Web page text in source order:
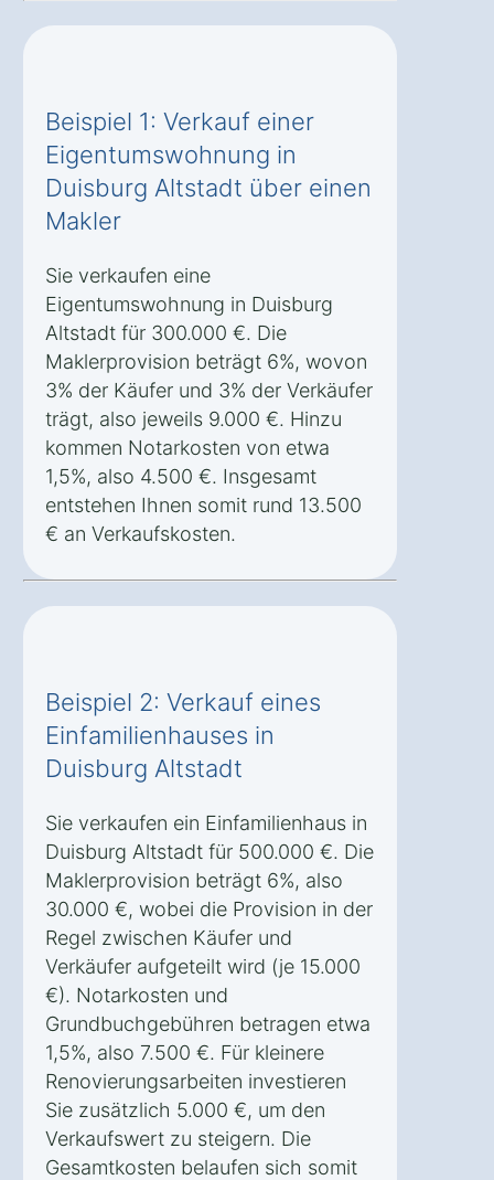
Beispiel 1: Verkauf einer
Eigentumswohnung in
Duisburg Altstadt über einen
Makler
Sie verkaufen eine
Eigentumswohnung in Duisburg
Altstadt für 300.000 €. Die
Maklerprovision beträgt 6%, wovon
3% der Käufer und 3% der Verkäufer
trägt, also jeweils 9.000 €. Hinzu
kommen Notarkosten von etwa
1,5%, also 4.500 €. Insgesamt
entstehen Ihnen somit rund 13.500
€ an Verkaufskosten.
Beispiel 2: Verkauf eines
Einfamilienhauses in
Duisburg Altstadt
Sie verkaufen ein Einfamilienhaus in
Duisburg Altstadt für 500.000 €. Die
Maklerprovision beträgt 6%, also
30.000 €, wobei die Provision in der
Regel zwischen Käufer und
Verkäufer aufgeteilt wird (je 15.000
€). Notarkosten und
Grundbuchgebühren betragen etwa
1,5%, also 7.500 €. Für kleinere
Renovierungsarbeiten investieren
Sie zusätzlich 5.000 €, um den
Verkaufswert zu steigern. Die
Gesamtkosten belaufen sich somit